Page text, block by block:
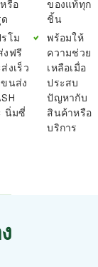
รือ
โม
งฟรี
งเร็ว
นส่ง
นิ่มซี่
ของแท้ทุก
ชิ้น
พร้อมให้
ความช่วย
เหลือเมื่อ
ประสบ
ปัญหากับ
สินค้าหรือ
บริการ